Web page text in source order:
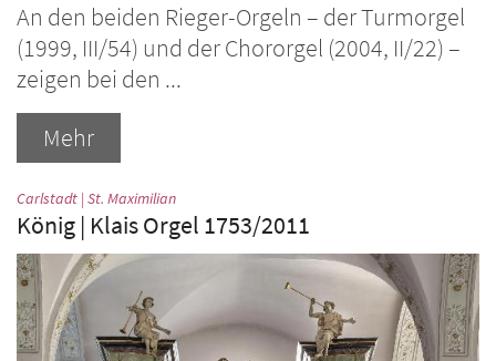
An den beiden Rieger-Orgeln – der Turmorgel
(1999, III/54) und der Chororgel (2004, II/22) –
zeigen bei den ...
Mehr
Carlstadt | St. Maximilian:
König | Klais Orgel 1753/2011